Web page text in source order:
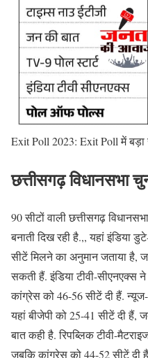
Exit Poll 2023: Exit Poll में बड़ा
छत्तीसगढ़ विधानसभा
90 सीटों वाली छत्तीसगढ़
बनाती दिख रही है.,, यहां इंडिया
सीटें मिलने का अनुमान जताया है,
सकती हैं. इंडिया टीवी-सीएनएक्स
कांग्रेस को 46-56 सीटें दी हैं.
यहां बीजेपी को 25-41 सीटें दी
बात कही है. रिपब्लिक टीवी-
जबकि कांग्रेस को 44-52 सीटें दी